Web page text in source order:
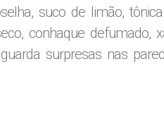
suco de limão,
conhaque defumado,
surpresas nas